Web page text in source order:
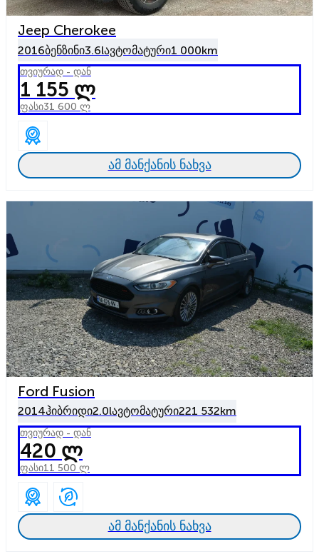
Jeep Cherokee
2016ბენზინი3.6lავტომატური1 000km
თვიურად - დან
1 155 ლ
ფასი31 600 ლ
ამ მანქანის ნახვა
Ford Fusion
2014ჰიბრიდი2.0lავტომატური221 532km
თვიურად - დან
420 ლ
ფასი11 500 ლ
ამ მანქანის ნახვა